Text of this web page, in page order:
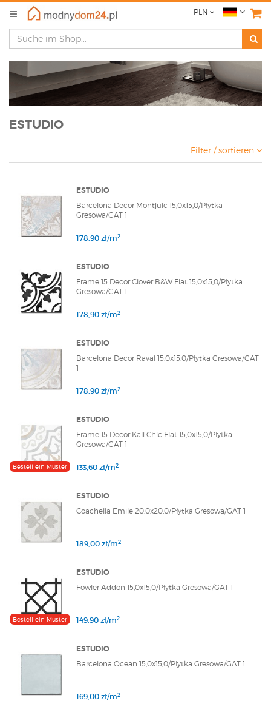
PLN
ESTUDIO
Filter / sortieren
ESTUDIO
Barcelona Decor Montjuic 15,0x15,0/Płytka
Gresowa/GAT 1
178,90 zł/m2
ESTUDIO
Frame 15 Decor Clover B&W Flat 15,0x15,0/Płytka
Gresowa/GAT 1
178,90 zł/m2
ESTUDIO
Barcelona Decor Raval 15,0x15,0/Płytka Gresowa/GAT
1
178,90 zł/m2
Bestell ein Muster
ESTUDIO
Frame 15 Decor Kali Chic Flat 15,0x15,0/Płytka
Gresowa/GAT 1
133,60 zł/m2
ESTUDIO
Coachella Emile 20,0x20,0/Płytka Gresowa/GAT 1
189,00 zł/m2
Bestell ein Muster
ESTUDIO
Fowler Addon 15,0x15,0/Płytka Gresowa/GAT 1
149,90 zł/m2
ESTUDIO
Barcelona Ocean 15,0x15,0/Płytka Gresowa/GAT 1
169,00 zł/m2